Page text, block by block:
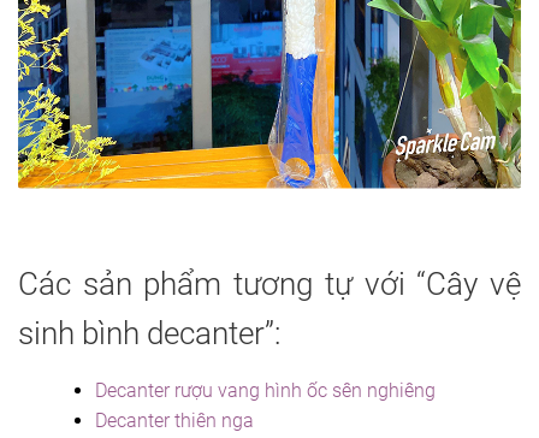
Các sản phẩm tương tự với “Cây vệ
sinh bình decanter”:
Decanter rượu vang hình ốc sên nghiêng
Decanter thiên nga